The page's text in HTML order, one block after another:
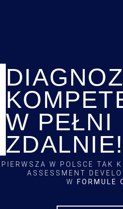
W PEŁNI
ZDALNIE!
PIERWSZA W POLSCE TAK
ASSESSMENT
W
FORMULE